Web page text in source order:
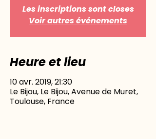
Les inscriptions sont closes
Voir autres événements
Heure et lieu
10 avr. 2019, 21:30
Le Bijou, Le Bijou, Avenue de Muret,
Toulouse, France